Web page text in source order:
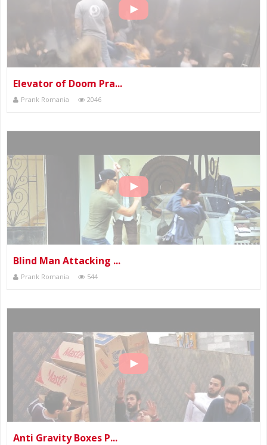
Elevator of Doom Pra...
Prank Romania 2046
Blind Man Attacking ...
Prank Romania 544
Anti Gravity Boxes P...